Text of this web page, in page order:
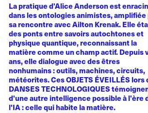
La pratique d'Alice Anderson est
dans les ontologies animistes, amplifiée
sa rencontre avec Ailton Krenak. Elle
des ponts entre savoirs autochtones et
physique quantique, reconnaissant la
matière comme un champ actif. Depuis
ans, elle dialogue avec des êtres
nonhumains : outils, machines, circuits,
météorites. Ces OBJETS ÉVEILLÉS lors
DANSES TECHNOLOGIQUES
d'une autre intelligence possible à l'ère
l'IA : celle qui habite la matière.